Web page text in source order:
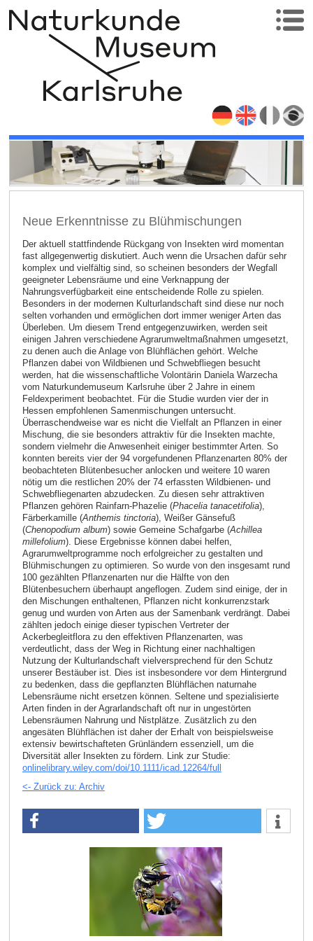
Neue Erkenntnisse zu Blühmischungen
Der aktuell stattfindende Rückgang von Insekten wird momentan
fast allgegenwertig diskutiert. Auch wenn die Ursachen dafür sehr
komplex und vielfältig sind, so scheinen besonders der Wegfall
geeigneter Lebensräume und eine Verknappung der
Nahrungsverfügbarkeit eine entscheidende Rolle zu spielen.
Besonders in der modernen Kulturlandschaft sind diese nur noch
selten vorhanden und ermöglichen dort immer weniger Arten das
Überleben. Um diesem Trend entgegenzuwirken, werden seit
einigen Jahren verschiedene Agrarumweltmaßnahmen umgesetzt,
zu denen auch die Anlage von Blühflächen gehört. Welche
Pflanzen dabei von Wildbienen und Schwebfliegen besucht
werden, hat die wissenschaftliche Volontärin Daniela Warzecha
vom Naturkundemuseum Karlsruhe über 2 Jahre in einem
Feldexperiment beobachtet. Für die Studie wurden vier der in
Hessen empfohlenen Samenmischungen untersucht.
Überraschendweise war es nicht die Vielfalt an Pflanzen in einer
Mischung, die sie besonders attraktiv für die Insekten machte,
sondern vielmehr die Anwesenheit einiger bestimmter Arten. So
konnten bereits vier der 94 vorgefundenen Pflanzenarten 80% der
beobachteten Blütenbesucher anlocken und weitere 10 waren
nötig um die restlichen 20% der 74 erfassten Wildbienen- und
Schwebfliegenarten abzudecken. Zu diesen sehr attraktiven
Pflanzen gehören Rainfarn-Phazelie (Phacelia tanacetifolia),
Färberkamille (Anthemis tinctoria), Weißer Gänsefuß
(Chenopodium album) sowie Gemeine Schafgarbe (Achillea
millefolium). Diese Ergebnisse können dabei helfen,
Agrarumweltprogramme noch erfolgreicher zu gestalten und
Blühmischungen zu optimieren. So wurde von den insgesamt rund
100 gezählten Pflanzenarten nur die Hälfte von den
Blütenbesuchern überhaupt angeflogen. Zudem sind einige, der in
den Mischungen enthaltenen, Pflanzen nicht konkurrenzstark
genug und wurden von Arten aus der Samenbank verdrängt. Dabei
zählten jedoch einige dieser typischen Vertreter der
Ackerbegleitflora zu den effektiven Pflanzenarten, was
verdeutlicht, dass der Weg in Richtung einer nachhaltigen
Nutzung der Kulturlandschaft vielversprechend für den Schutz
unserer Bestäuber ist. Dies ist insbesondere vor dem Hintergrund
zu bedenken, dass die gepflanzten Blühflächen naturnahe
Lebensräume nicht ersetzen können. Seltene und spezialisierte
Arten finden in der Agrarlandschaft oft nur in ungestörten
Lebensräumen Nahrung und Nistplätze. Zusätzlich zu den
angesäten Blühflächen ist daher der Erhalt von beispielsweise
extensiv bewirtschafteten Grünländern essenziell, um die
Diversität aller Insekten zu fördern. Link zur Studie:
onlinelibrary.wiley.com/doi/10.1111/icad.12264/full
<- Zurück zu: Archiv